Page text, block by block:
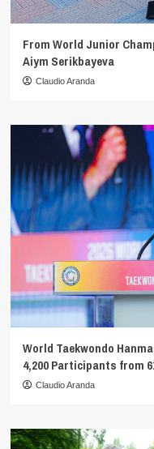
From World Junior
Aiym Serikbayeva
Claudio Aranda
World Taekwondo
4,200 Participants from
Claudio Aranda